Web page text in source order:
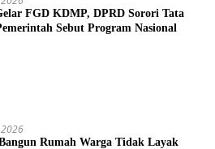
FGD KDMP, DPRD Sorori Tata
Sebut Program Nasional
2026
Rumah Warga Tidak Layak